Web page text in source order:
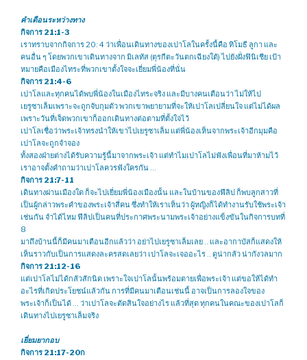
คำเตือนระหว่างทาง
กิจการ 21:1-3
เราทราบจากกิจการ 20: 4 ว่าเพื่อนเดินทางของเปาโลในครั้งนี้คือ ทิโมธี ลูกา และ
คนอื่น ๆ โดยพวกเขาเดินทางจาก มิเลทัส (ตุรกีตะวันตกเฉียงใต้) ไปยังฝั่งฟินิเชีย เป้า
หมายคือเมืองไทระที่พวกเขาตั้งใจจะเยี่ยมพี่น้องที่นั่น
กิจการ 21:4-6
เปาโลและทุกคนได้พบพี่น้องในเมืองไทระจริง และมีบางคนเตือนว่า ไม่ให้ไป
เยรูซาเล็มเพราะจะถูกจับกุมตัว พวกเขาพยายามที่จะให้เปาโลเปลี่ยนใจ แต่ไม่ได้ผล
เพราะวันที่เจ็ดพวกเขาก็ออกเดินทางต่อตามที่ตั้งใจไว้
เปาโลเชื่อว่าพระเจ้าทรงนำให้เขาไปเยรูซาเล็ม แต่พี่น้องเห็นจากพระเจ้าอีกมุมคือ
เปาโลจะถูกจำจอง
ทั้งสองฝ่ายต่างได้รับความรู้นี้มาจากพระเจ้า แต่ทำไมเปาโลไม่ฟังเพื่อนที่มาห้ามไว้
เราอาจตั้งคำถามว่าเปาโลควรฟังใครกัน …
กิจการ 21:7-11
เดินทางผ่านเมืองใด ก็จะไปเยี่ยมพี่น้องเมืองนั้น และในบ้านของฟีลิป ก็พบลูกสาวที่
เป็นผู้กล่าวพระคำของพระเจ้าสี่คน ซึ่งทำให้เราเห็นว่า ผู้หญิงก็ได้ทำงานรับใช้พระเจ้า
เช่นกัน จำได้ไหม ฟีลิปเป็นคนที่ประกาศพระนามพระเจ้าอย่างแข็งขันในกิจการบทที่
8
มาถึงบ้านนี้ก็มีคนมาเตือนอีกแล้วว่า อย่าไปเยรูซาเล็มเลย .. และอากาบัสก็แสดงให้
เห็นราวกับเป็นการแสดงละครสดเลยว่า เปาโลจะเจออะไร .. ดูน่ากลัว น่ากังวลมาก
กิจการ 21:12-16
แต่เปาโลไม่ได้กลัวสักนิด เพราะใจเปาโลนั้นพร้อมตายเพื่อพระเจ้า แต่ขอให้ได้ทำ
อะไรที่เกิดประโยชน์แล้วกัน การที่มีคนมาเตือนเช่นนี้ อาจเป็นการลองใจของ
พระเจ้าก็เป็นได้ … ว่าเปาโลจะตัดสินใจอย่างไร แล้วที่สุด ทุกคนในคณะของเปาโลก็
เดินทางไปเยรูซาเล็มจริง
เยี่ยมยากอบ
กิจการ 21:17-20ก